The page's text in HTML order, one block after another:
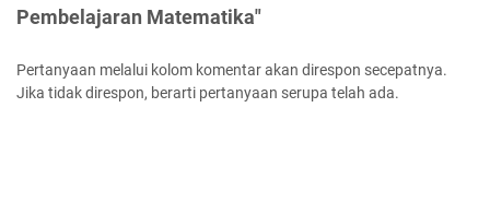
Pembelajaran Matematika"
Pertanyaan melalui kolom komentar akan direspon secepatnya.
Jika tidak direspon, berarti pertanyaan serupa telah ada.